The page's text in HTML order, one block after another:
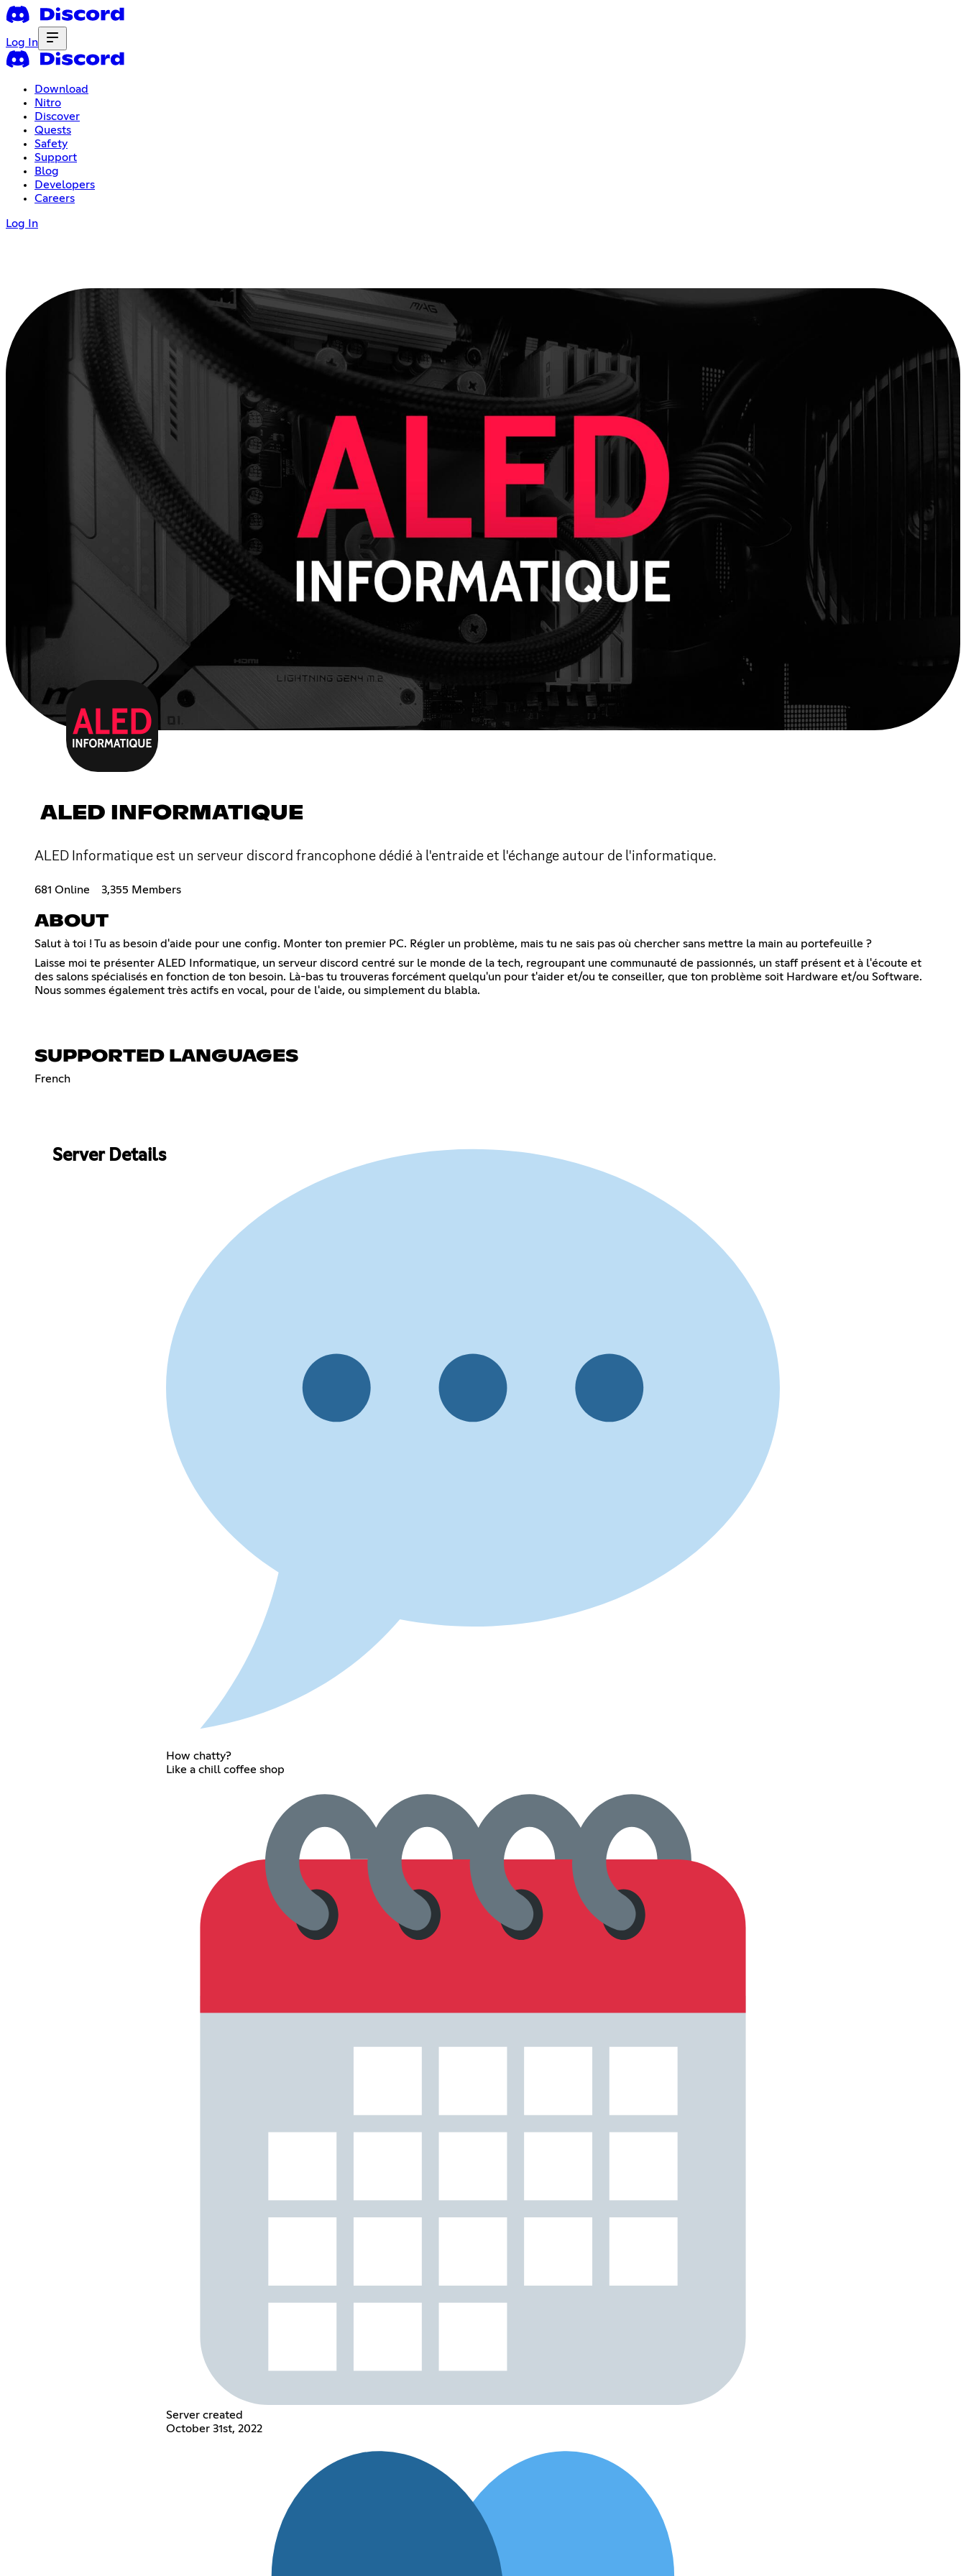
Log In
Download
Nitro
Discover
Quests
Safety
Support
Blog
Developers
Careers
Log In
ALED INFORMATIQUE
ALED Informatique est un serveur discord francophone dédié à l'entraide et l'échange autour de l'informatique.
681 Online 3,355 Members
ABOUT
Salut à toi ! Tu as besoin d'aide pour une config. Monter ton premier PC. Régler un problème, mais tu ne sais pas où chercher sans mettre la main au portefeuille ?
Laisse moi te présenter ALED Informatique, un serveur discord centré sur le monde de la tech, regroupant une communauté de passionnés, un staff présent et à l'écoute et
des salons spécialisés en fonction de ton besoin. Là-bas tu trouveras forcément quelqu'un pour t'aider et/ou te conseiller, que ton problème soit Hardware et/ou Software.
Nous sommes également très actifs en vocal, pour de l'aide, ou simplement du blabla.
SUPPORTED LANGUAGES
French
Server Details
How chatty?
Like a chill coffee shop
Server created
October 31st, 2022